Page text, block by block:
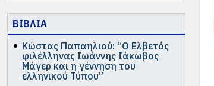
ΒΙΒΛΙΑ
Κώστας Παπαηλιού: “Ο Ελβετός
φιλέλληνας Ιωάννης Ιάκωβος
Μάγερ και η γέννηση του
ελληνικού Τύπου”